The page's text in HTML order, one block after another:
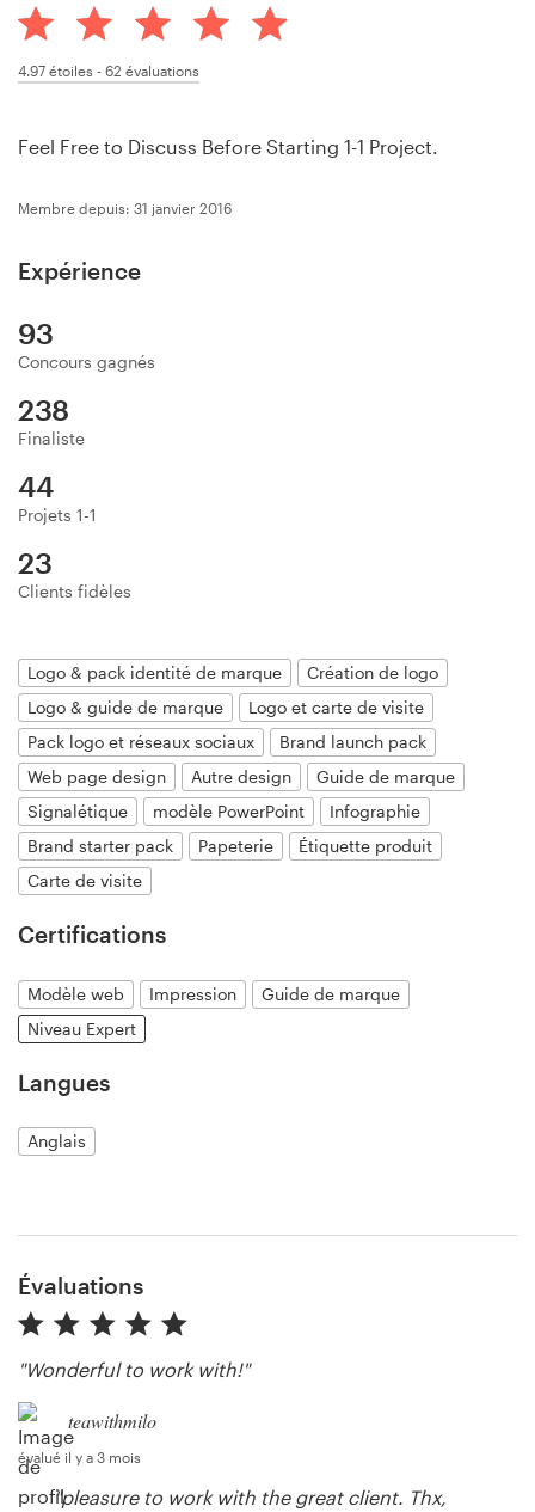
4.97 étoiles - 62 évaluations
Feel Free to Discuss Before Starting 1-1 Project.
Membre depuis: 31 janvier 2016
Expérience
93
Concours gagnés
238
Finaliste
44
Projets 1-1
23
Clients fidèles
Logo & pack identité de marque
Création de logo
Logo & guide de marque
Logo et carte de visite
Pack logo et réseaux sociaux
Brand launch pack
Web page design
Autre design
Guide de marque
Signalétique
modèle PowerPoint
Infographie
Brand starter pack
Papeterie
Étiquette produit
Carte de visite
Certifications
Modèle web Impression
Guide de marque
Niveau Expert
Langues
Anglais
Évaluations
"Wonderful to work with!"
teawithmilo
évalué il y a 3 mois
"pleasure to work with the great client. Thx,
Concours de design
Trouver un designer
Inspiration
99designs Studio
99designs Pro
Obtenez
un
design
Création de logo
Web page design
Guide de marque
Parcourir toutes les catégories
Client
+49 30 568 377 84
Prix
Devenez designer
Blog